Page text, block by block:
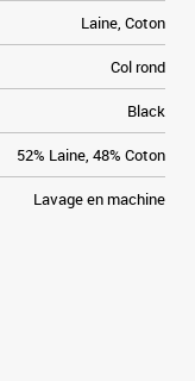
Laine, Coton
Col rond
Black
52% Laine, 48% Coton
Lavage en machine